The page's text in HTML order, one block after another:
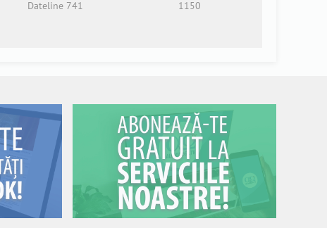
Dateline 741
1150